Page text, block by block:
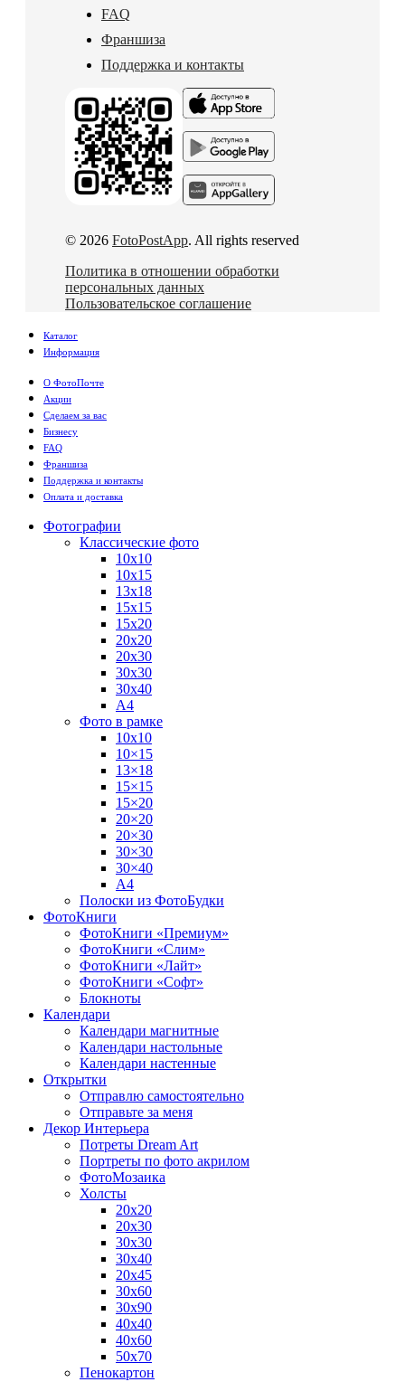
FAQ
Франшиза
Поддержка и контакты
© 2026 FotoPostApp. All rights reserved
Политика в отношении обработки
персональных данных
Пользовательское соглашение
Каталог
Информация
О ФотоПочте
Акции
Сделаем за вас
Бизнесу
FAQ
Франшиза
Поддержка и контакты
Оплата и доставка
Фотографии
Классические фото
10х10
10х15
13х18
15х15
15х20
20х20
20х30
30х30
30х40
А4
Фото в рамке
10х10
10×15
13×18
15×15
15×20
20×20
20×30
30×30
30×40
A4
Полоски из ФотоБудки
ФотоКниги
ФотоКниги «Премиум»
ФотоКниги «Слим»
ФотоКниги «Лайт»
ФотоКниги «Софт»
Блокноты
Календари
Календари магнитные
Календари настольные
Календари настенные
Открытки
Отправлю самостоятельно
Отправьте за меня
Декор Интерьера
Потреты Dream Art
Портреты по фото акрилом
ФотоМозаика
Холсты
20х20
20х30
30х30
30х40
20х45
30х60
30х90
40х40
40х60
50х70
Пенокартон